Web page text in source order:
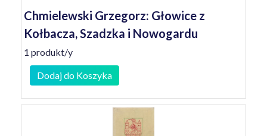
Chmielewski Grzegorz: Głowice z
Kołbacza, Szadzka i Nowogardu
1 produkt/y
Dodaj do Koszyka